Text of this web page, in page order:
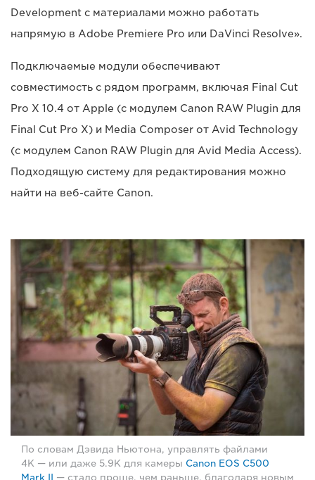
Development с материалами можно работать
напрямую в Adobe Premiere Pro или DaVinci Resolve».
Подключаемые модули обеспечивают
совместимость с рядом программ, включая Final Cut
Pro X 10.4 от Apple (с модулем Canon RAW Plugin для
Final Cut Pro X) и Media Composer от Avid Technology
(с модулем Canon RAW Plugin для Avid Media Access).
Подходящую систему для редактирования можно
найти на веб-сайте Canon.
По словам Дэвида Ньютона, управлять файлами
4K — или даже 5.9K для камеры Canon EOS C500
Mark II
— стало проще, чем раньше, благодаря новым